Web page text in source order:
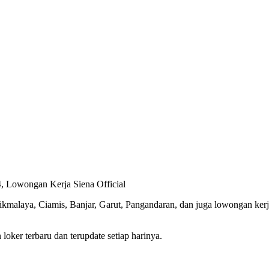
Lowongan Kerja Siena Official
Ciamis, Banjar, Garut, Pangandaran, dan juga lowongan
terbaru dan terupdate setiap harinya.